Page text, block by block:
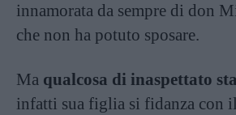
innamorata da sempre di don
che non ha potuto sposare.
Ma qualcosa di inaspettato
infatti sua figlia si fidanza con